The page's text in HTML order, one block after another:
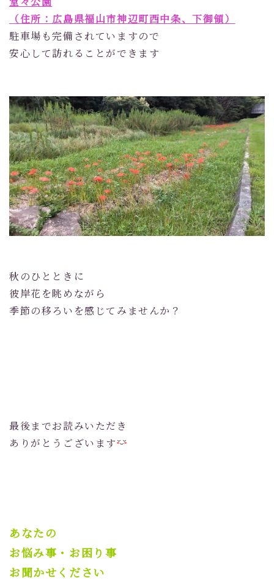
（住所：広島県福山市神辺町西中条、下御領）
駐車場も完備されていますので
安心して訪れることができます
秋のひとときに
彼岸花を眺めながら
季節の移ろいを感じてみませんか？
最後までお読みいただき
ありがとうございます
あなたの
お悩み事・お困り事
お聞かせください